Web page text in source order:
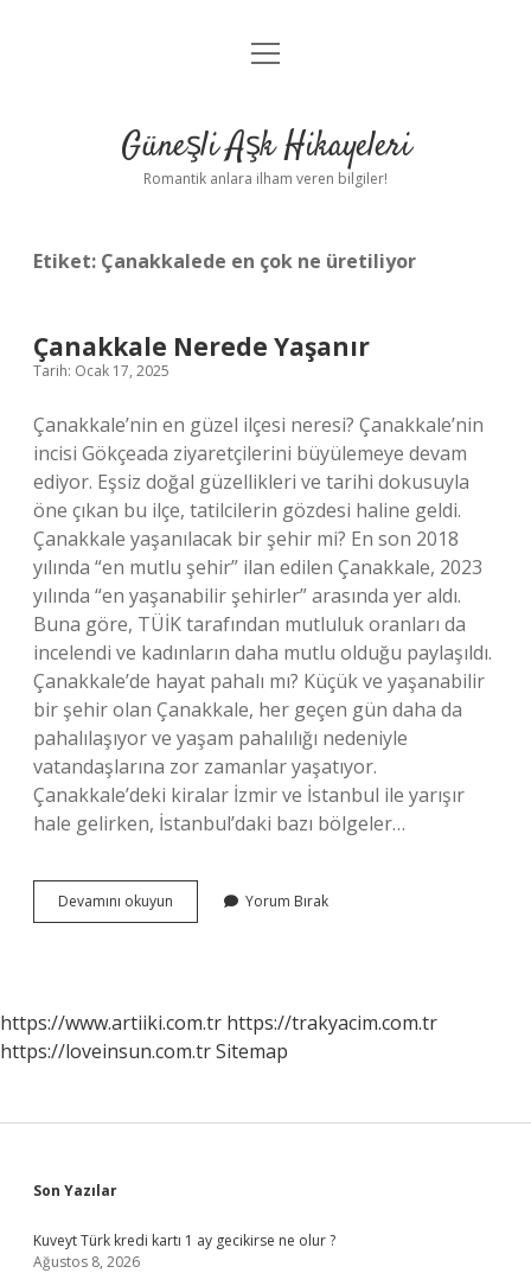
Anasayfa
Yasal Uyarı
menüyü
Güneşli Aşk Hikayeleri
Romantik anlara ilham veren bilgiler!
Etiket: Çanakkalede en çok ne üretiliyor
Çanakkale Nerede Yaşanır
Tarih: Ocak 17, 2025
Çanakkale’nin en güzel ilçesi neresi? Çanakkale’nin
incisi Gökçeada ziyaretçilerini büyülemeye devam
ediyor. Eşsiz doğal güzellikleri ve tarihi dokusuyla
öne çıkan bu ilçe, tatilcilerin gözdesi haline geldi.
Çanakkale yaşanılacak bir şehir mi? En son 2018
yılında “en mutlu şehir” ilan edilen Çanakkale, 2023
yılında “en yaşanabilir şehirler” arasında yer aldı.
Buna göre, TÜİK tarafından mutluluk oranları da
incelendi ve kadınların daha mutlu olduğu paylaşıldı.
Çanakkale’de hayat pahalı mı? Küçük ve yaşanabilir
bir şehir olan Çanakkale, her geçen gün daha da
pahalılaşıyor ve yaşam pahalılığı nedeniyle
vatandaşlarına zor zamanlar yaşatıyor.
Çanakkale’deki kiralar İzmir ve İstanbul ile yarışır
hale gelirken, İstanbul’daki bazı bölgeler…
Devamını okuyun Çanakkale
Nerede
Yorum Bırak
https://www.artiiki.com.tr https://trakyacim.com.tr
https://loveinsun.com.trSitemap
Sidebar
Son Yazılar
Kuveyt Türk kredi kartı 1 ay gecikirse ne olur ?
Ağustos 8, 2026